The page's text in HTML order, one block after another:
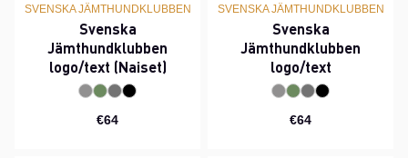
SVENSKA JÄMTHUNDKLUBBEN
Svenska
Jämthundklubben
logo/text (Naiset)
€64
SVENSKA JÄMTHUNDKLUBBEN
Svenska
Jämthundklubben
logo/text
€64